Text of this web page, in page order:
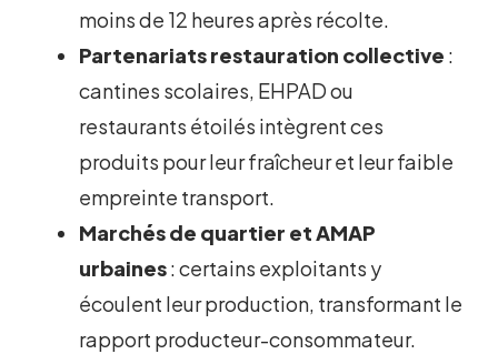
moins de 12 heures après récolte.
Partenariats restauration collective :
cantines scolaires, EHPAD ou
restaurants étoilés intègrent ces
produits pour leur fraîcheur et leur faible
empreinte transport.
Marchés de quartier et AMAP
urbaines: certains exploitants y
écoulent leur production, transformant le
rapport producteur-consommateur.